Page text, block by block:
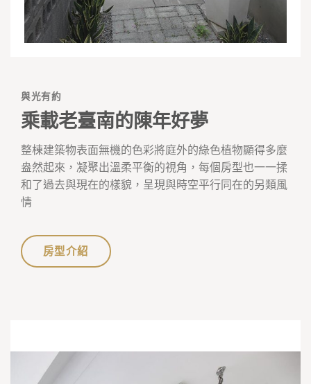
與光有約
乘載老臺南的陳年好夢
整棟建築物表面無機的色彩將庭外的綠色植物顯得多麼
盎然起來，凝聚出溫柔平衡的視角，每個房型也一一揉
和了過去與現在的樣貌，呈現與時空平行同在的另類風
情
房型介紹